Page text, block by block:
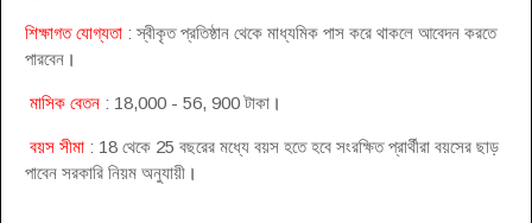
শিক্ষাগত যোগ্যতা : স্বীকৃত প্রতিষ্ঠান থেকে মাধ্যমিক পাস করে থাকলে আবেদন করতে
পারবেন ।
মাসিক বেতন : 18,000 - 56, 900 টাকা ।
বয়স সীমা : 18 থেকে 25 বছরের মধ্যে বয়স হতে হবে সংরক্ষিত প্রার্থীরা বয়সের ছাড়
পাবেন সরকারি নিয়ম অনুযায়ী ।